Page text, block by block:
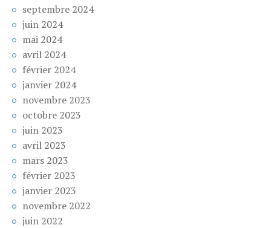
septembre 2024
juin 2024
mai 2024
avril 2024
février 2024
janvier 2024
novembre 2023
octobre 2023
juin 2023
avril 2023
mars 2023
février 2023
janvier 2023
novembre 2022
juin 2022